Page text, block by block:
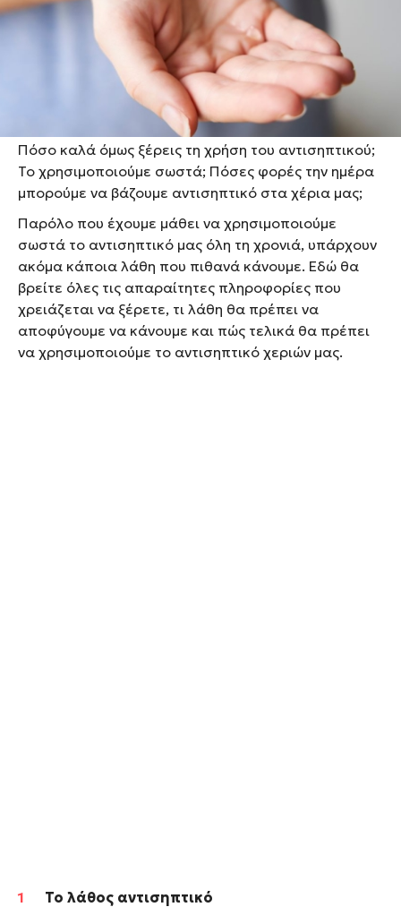
τέτοιο φαίνεται πως θα μας απασχολήσει και το
2021. Ακόμα και αν βελτιωθούν τα πράγματα, που
αυτό ευχόμαστε όλοι να συμβεί, το αντισηπτικό θα
συνεχίσει να μας συντροφεύει μιας και έγινε φίλος
μας όλους αυτούς τους μήνες και δύσκολα θα
αλλάξουμε αυτή τη συνήθεια.
Πόσο καλά όμως ξέρεις τη χρήση του αντισηπτικού;
Το χρησιμοποιούμε σωστά; Πόσες φορές την ημέρα
μπορούμε να βάζουμε αντισηπτικό στα χέρια μας;
Παρόλο που έχουμε μάθει να χρησιμοποιούμε
σωστά το αντισηπτικό μας όλη τη χρονιά, υπάρχουν
ακόμα κάποια λάθη που πιθανά κάνουμε. Εδώ θα
βρείτε όλες τις απαραίτητες πληροφορίες που
χρειάζεται να ξέρετε, τι λάθη θα πρέπει να
αποφύγουμε να κάνουμε και πώς τελικά θα πρέπει
να χρησιμοποιούμε το αντισηπτικό χεριών μας.
Το λάθος αντισηπτικό